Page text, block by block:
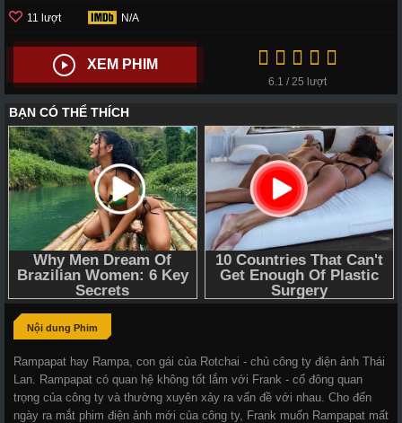
11 lượt N/A
XEM PHIM
6.1 / 25 lượt
Nội dung Phim
Rampapat hay Rampa, con gái của Rotchai - chủ công ty điện ảnh Thái
Lan. Rampapat có quan hệ không tốt lắm với Frank - cổ đông quan
trọng của công ty và thường xuyên xảy ra vấn đề với nhau. Cho đến
ngày ra mắt phim điện ảnh mới của công ty, Frank muốn Rampapat mất